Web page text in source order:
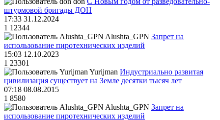
штурмовой бригады ДОН
17:33 31.12.2024
1 12344
Alushta_GPN Запрет на
использование пиротехнических изделий
15:03 12.10.2023
1 23301
Yurijman Индустриально развитая
цивилизация существует на Земле десятки тысяч лет
07:18 08.08.2015
1 8580
Alushta_GPN Запрет на
использование пиротехнических изделий